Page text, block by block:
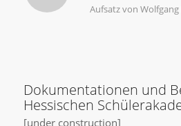
Aufsatz von
Dokumentationen und
Hessischen
[under construction]